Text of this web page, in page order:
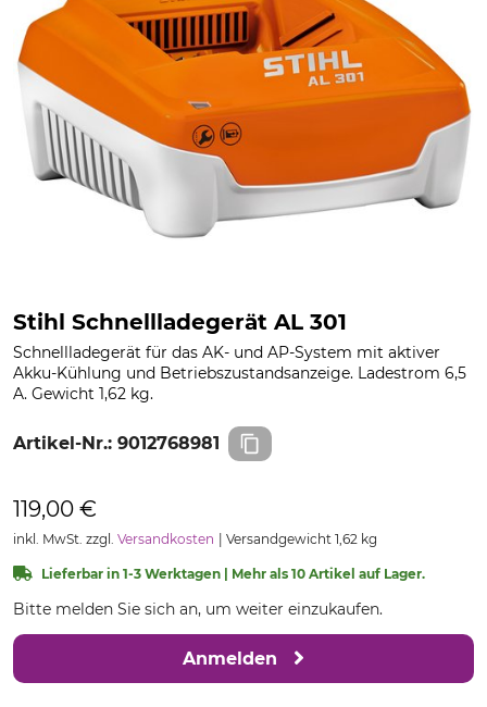
Stihl Schnellladegerät AL 301
Schnellladegerät für das AK- und AP-System mit aktiver
Akku-Kühlung und Betriebszustandsanzeige. Ladestrom 6,5
A. Gewicht 1,62 kg.
Artikel-Nr.: 9012768981
119,00 €
inkl. MwSt. zzgl. Versandkosten Versandgewicht 1,62 kg
Lieferbar in 1-3 Werktagen | Mehr als 10 Artikel auf Lager.
Bitte melden Sie sich an, um weiter einzukaufen.
Anmelden